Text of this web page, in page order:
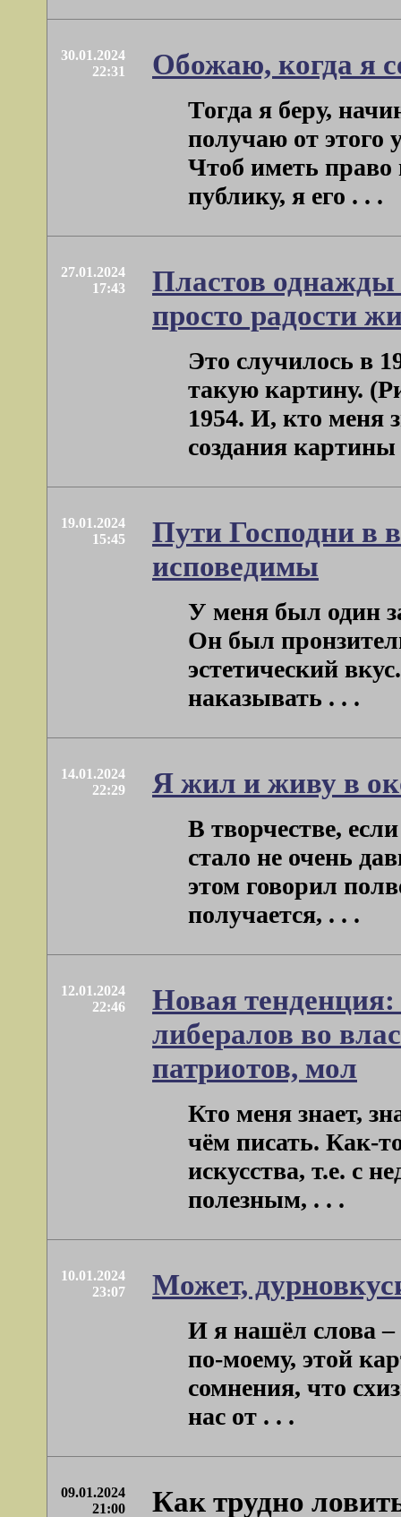
30.01.2024
22:31
Обожаю, когда я
Тогда я беру,
получаю от этого
Чтоб иметь право
публику, я его . . .
27.01.2024
17:43
Пластов
просто радости
Это случилось в
такую картину.
1954. И, кто меня
создания картины
19.01.2024
15:45
Пути Господни в
исповедимы
У меня был один
Он был
эстетический
наказывать . . .
14.01.2024
22:29
Я жил и живу в
В творчестве,
стало не очень
этом говорил
получается, . . .
12.01.2024
22:46
Новая
либералов во
патриотов, мол
Кто меня знает,
чём писать. Как-
искусства, т.е. с
полезным, . . .
10.01.2024
23:07
Может,
И я нашёл слова
по-моему, этой
сомнения, что
нас от . . .
09.01.2024
21:00
Как трудно